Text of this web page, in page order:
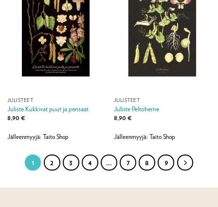
JULISTEET
Juliste Kukkivat puut ja pensaat
8,90 €
Jälleenmyyjä: Taito Shop
JULISTEET
Juliste Peltoherne
8,90 €
Jälleenmyyjä: Taito Shop
1 2 3 4 … 7 8 9
TILAA UUTISKIRJE JA SAAT -10%
SEURAAVASTA TILAUKSESTASI!